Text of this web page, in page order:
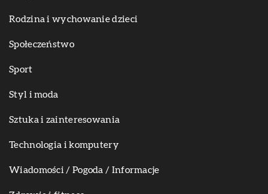
Rodzina i wychowanie dzieci
Społeczeństwo
Sport
Styl i moda
Sztuka i zainteresowania
Technologia i komputery
Wiadomości / Pogoda / Informacje